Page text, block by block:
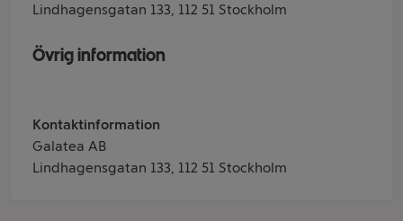
Lindhagensgatan 133, 112 51 Stockholm
Övrig information
Kontaktinformation
Galatea AB
Lindhagensgatan 133, 112 51 Stockholm